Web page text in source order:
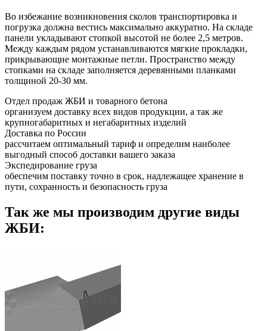
Во избежание возникновения сколов транспортировка и
погрузка должна вестись максимально аккуратно. На складе
панели укладывают стопкой высотой не более 2,5 метров.
Между каждым рядом устанавливаются мягкие прокладки,
прикрывающие монтажные петли. Пространство между
стопками на складе заполняется деревянными планками
толщиной 20-30 мм.
Отдел продаж ЖБИ и товарного бетона
организуем доставку всех видов продукции, а так же
крупногабаритных и негабаритных изделий
Доставка по России
рассчитаем оптимальный тариф и определим наиболее
выгодный способ доставки вашего заказа
Экспедирование груза
обеспечим поставку точно в срок, надлежащее хранение в
пути, сохранность и безопасность груза
Так же мы производим другие виды
ЖБИ: